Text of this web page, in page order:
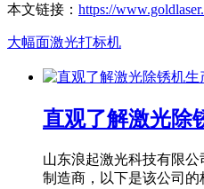
本文链接： https://
大幅面激光打标机
直观了解激光除
山东浪起激光科技有限
制造商，以下是该公司